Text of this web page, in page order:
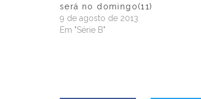
será no domingo(11)
9 de agosto de 2013
Em "Série B"